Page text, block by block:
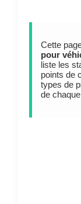
Cette
pour
liste les
points de
types de
de